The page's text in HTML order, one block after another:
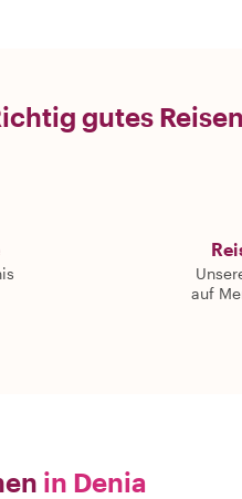
gutes
auf
in Denia